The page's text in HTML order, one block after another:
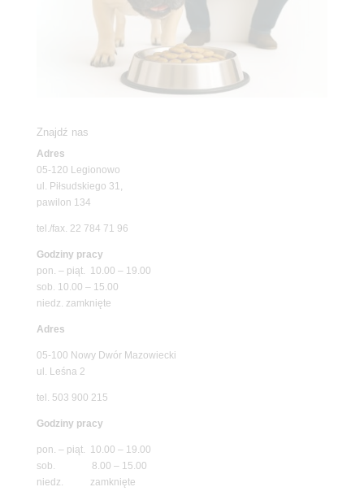
Znajdź nas
Adres
05-120 Legionowo
ul. Piłsudskiego 31,
pawilon 134
tel./fax. 22 784 71 96
Godziny pracy
pon. – piąt. 10.00 – 19.00
sob. 10.00 – 15.00
niedz. zamknięte
Adres
05-100 Nowy Dwór Mazowiecki
ul. Leśna 2
tel. 503 900 215
Godziny pracy
pon. – piąt. 10.00 – 19.00
sob. 8.00 – 15.00
niedz. zamknięte